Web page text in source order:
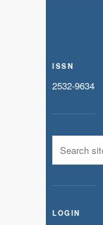
ISSN
2532-9634
LOGIN